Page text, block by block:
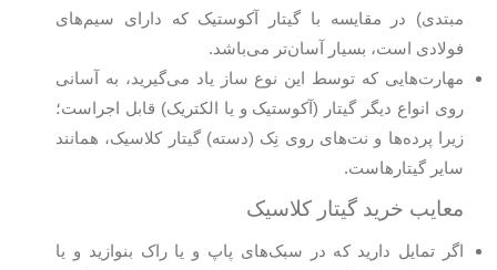
مبتدی) در مقایسه با گیتار آکوستیک که دارای سیم‌های
فولادی است، بسیار آسان‌تر می‌باشد.
مهارت‌هایی که توسط این نوع ساز یاد می‌گیرید، به آسانی
روی انواع دیگر گیتار (آکوستیک و یا الکتریک) قابل اجراست؛
زیرا پرده‌ها و نت‌های روی نِک (دسته) گیتار کلاسیک، همانند
سایر گیتارهاست.
معایب خرید گیتار کلاسیک
اگر تمایل دارید که در سبک‌های پاپ و یا راک بنوازید و یا